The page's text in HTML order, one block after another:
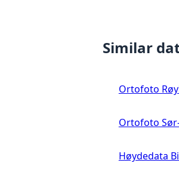
Similar
Ortofoto
Ortofoto
Høydedata